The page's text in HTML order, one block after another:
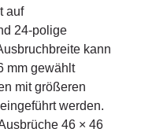
auf
24-polige
kann
mm gewählt
mit größeren
werden.
46 × 46